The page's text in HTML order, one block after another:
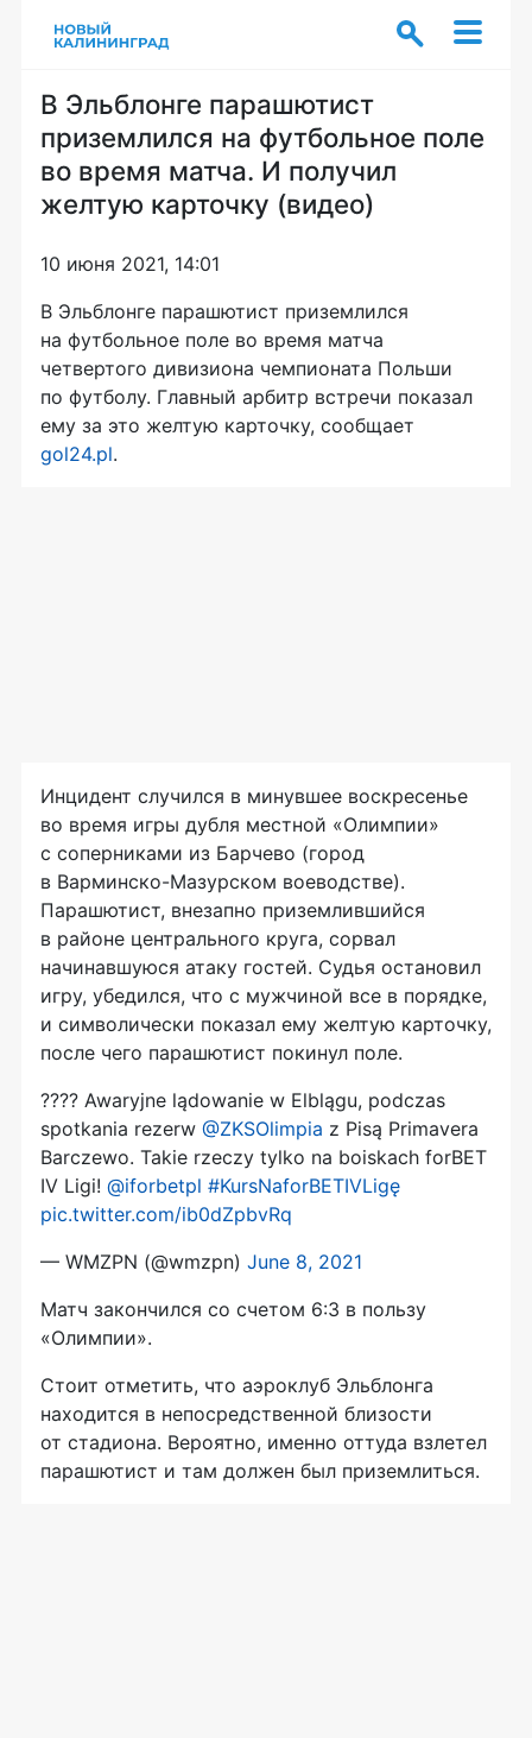
В Эльблонге парашютист
приземлился на футбольное поле
во время матча. И получил
желтую карточку (видео)
10 июня 2021, 14:01
В Эльблонге парашютист приземлился
на футбольное поле во время матча
четвертого дивизиона чемпионата Польши
по футболу. Главный арбитр встречи показал
ему за это желтую карточку, сообщает
gol24.pl.
Инцидент случился в минувшее воскресенье
во время игры дубля местной «Олимпии»
с соперниками из Барчево (город
в Варминско-Мазурском воеводстве).
Парашютист, внезапно приземлившийся
в районе центрального круга, сорвал
начинавшуюся атаку гостей. Судья остановил
игру, убедился, что с мужчиной все в порядке,
и символически показал ему желтую карточку,
после чего парашютист покинул поле.
???? Awaryjne lądowanie w Elblągu, podczas
spotkania rezerw @ZKSOlimpia z Pisą Primavera
Barczewo. Takie rzeczy tylko na boiskach forBET
IV Ligi! @iforbetpl #KursNaforBETIVLigę
pic.twitter.com/ib0dZpbvRq
— WMZPN (@wmzpn) June 8, 2021
Матч закончился со счетом 6:3 в пользу
«Олимпии».
Стоит отметить, что аэроклуб Эльблонга
находится в непосредственной близости
от стадиона. Вероятно, именно оттуда взлетел
парашютист и там должен был приземлиться.